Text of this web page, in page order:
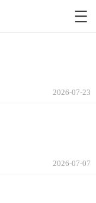
2026-07-23
2026-07-07